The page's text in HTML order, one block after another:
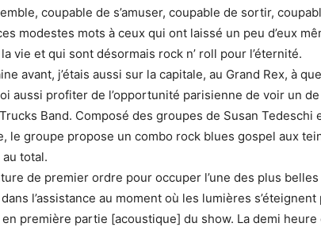
coupable de s’amuser, coupable de sortir,
modestes mots à ceux qui ont laissé un peu d’eux
vie et qui sont désormais rock n’ roll pour l’éternité.
avant, j’étais aussi sur la capitale, au Grand Rex, à
aussi profiter de l’opportunité parisienne de voir un
Band. Composé des groupes de Susan Tedeschi
le groupe propose un combo rock blues gospel aux
total.
de premier ordre pour occuper l’une des plus
l’assistance au moment où les lumières
première partie [acoustique] du show. La demi